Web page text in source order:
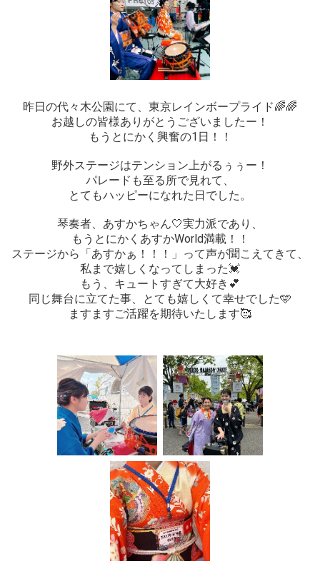
昨日の代々木公園にて、東京レインボープライド🌈🌈
お越しの皆様ありがとうございましたー！
もうとにかく興奮の1日！！
野外ステージはテンション上がるぅぅー！
パレードも至る所で見れて、
とてもハッピーになれた日でした。
琴奏者、あすかちゃん🤍実力派であり、
もうとにかくあすかWorld満載！！
ステージから「あすかぁ！！！」って声が聞こえてきて、
私まで嬉しくなってしまった💓
もう、キュートすぎて大好き💕
同じ舞台に立てた事、とても嬉しくて幸せでした🩵
ますますご活躍を期待いたします🥰